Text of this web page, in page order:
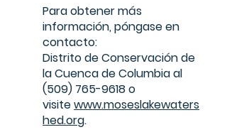
Para obtener más
información, póngase en
contacto:
Distrito de Conservación de
la Cuenca de Columbia al
(509) 765-9618o
visitewww.moseslakewaters
hed.org.